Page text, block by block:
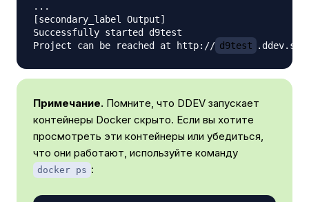
...
[secondary_label Output]
Successfully started d9test
Project can be reached at http:// d9test
Примечание. Помните, что DDEV запускает
контейнеры Docker скрыто. Если вы хотите
просмотреть эти контейнеры или убедиться,
что они работают, используйте команду
docker ps :